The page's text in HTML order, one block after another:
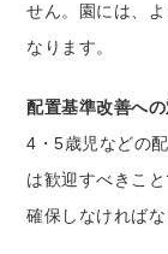
せん。園には、
なります。
配置基準改善へ
4・5歳児などの
は歓迎すべきこ
確保しなければ